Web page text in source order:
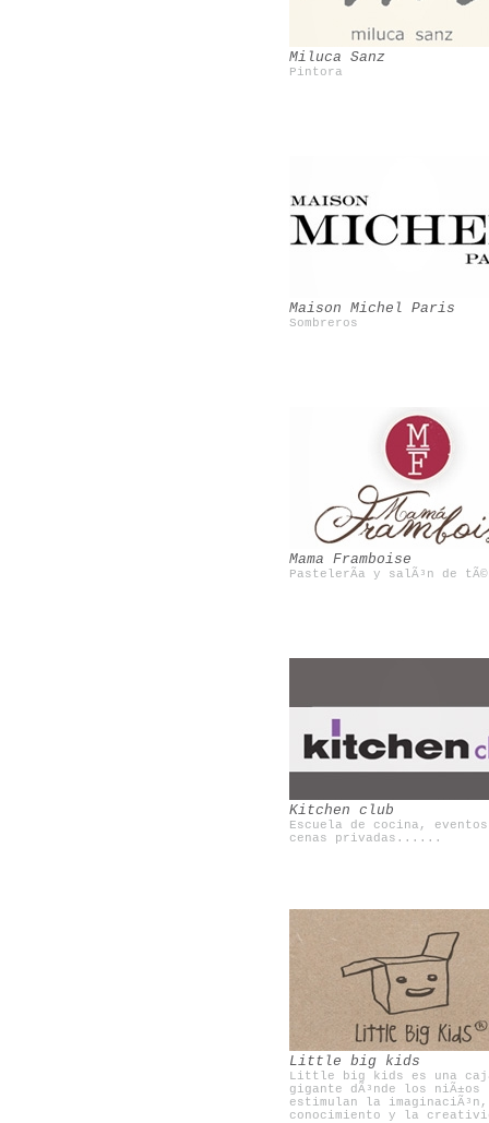
Miluca Sanz
Pintora
Maison Michel Paris
Sombreros
Nacho Aguayo
Mama Framboise
PastelerÃ­a y salÃ³n de tÃ©
Jorge AcuÃ±a
Kitchen club
Escuela de cocina,
cenas privadas......
Little big kids
Little big kids es una
gigante dÃ³nde los niÃ±os
estimulan la
conocimiento y la
Olivia te cuida